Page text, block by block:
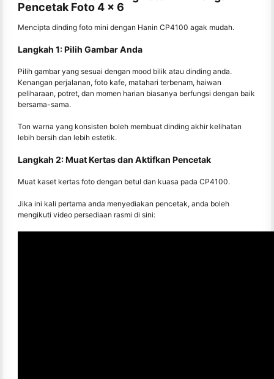
Pencetak Foto 4 × 6
Mencipta dinding foto mini dengan Hanin CP4100 agak mudah.
Langkah 1: Pilih Gambar Anda
Pilih gambar yang sesuai dengan mood bilik atau dinding anda.
Kenangan perjalanan, foto kafe, matahari terbenam, haiwan
peliharaan, potret, dan momen harian biasanya berfungsi dengan baik
bersama-sama.
Ton warna yang konsisten boleh membuat dinding akhir kelihatan
lebih bersih dan lebih estetik.
Langkah 2: Muat Kertas dan Aktifkan Pencetak
Muat kaset kertas foto dengan betul dan kuasa pada CP4100.
Jika ini kali pertama anda menyediakan pencetak, anda boleh
mengikuti video persediaan rasmi di sini: